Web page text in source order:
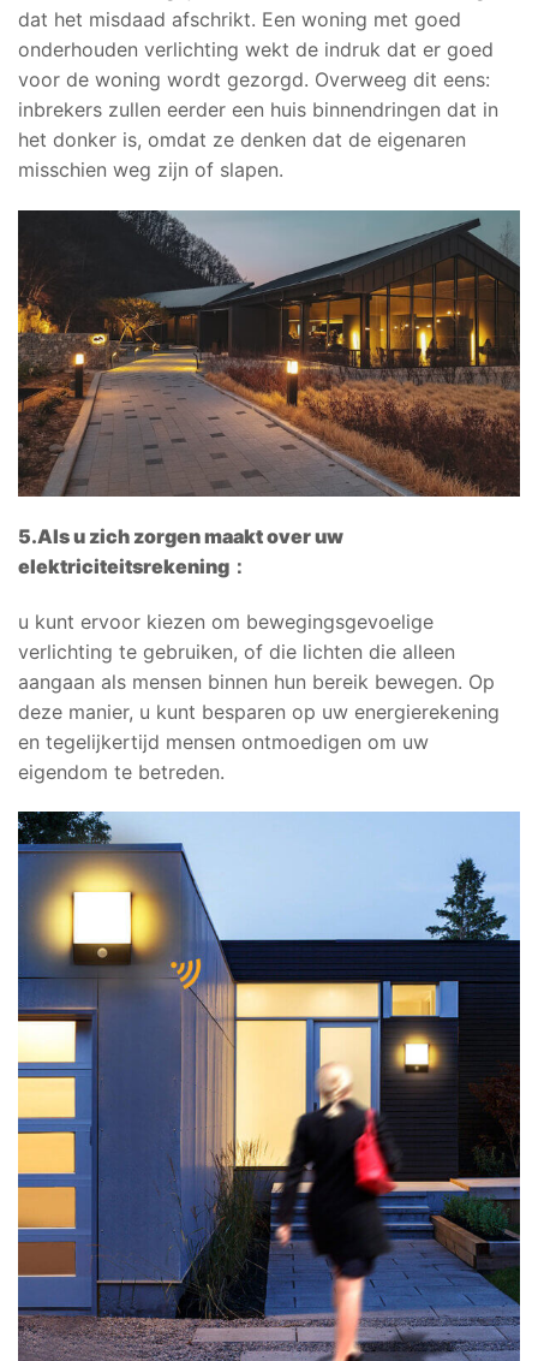
dat het misdaad afschrikt. Een woning met goed
onderhouden verlichting wekt de indruk dat er goed
voor de woning wordt gezorgd. Overweeg dit eens:
inbrekers zullen eerder een huis binnendringen dat in
het donker is, omdat ze denken dat de eigenaren
misschien weg zijn of slapen.
5.Als u zich zorgen maakt over uw
elektriciteitsrekening ：
u kunt ervoor kiezen om bewegingsgevoelige
verlichting te gebruiken, of die lichten die alleen
aangaan als mensen binnen hun bereik bewegen. Op
deze manier, u kunt besparen op uw energierekening
en tegelijkertijd mensen ontmoedigen om uw
eigendom te betreden.